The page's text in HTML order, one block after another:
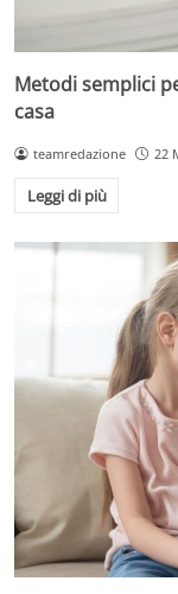
Metodi semplici
casa
teamredazione 22
Leggi di più